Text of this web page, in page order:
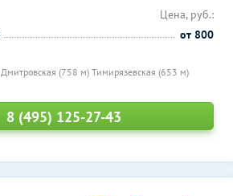
Дмитровская (758 м) Тимирязевская (653 м)
Цена, руб.:
от 800
8 (495) 125-27-43